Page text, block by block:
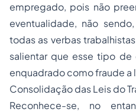
empregado, pois não
eventualidade, não
todas as verbas
salientar que esse tipo
enquadrado como fraude a
Consolidação das Leis do
Reconhece-se, no